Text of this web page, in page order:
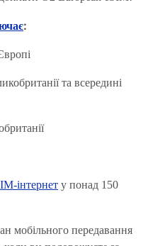
:
та всередині
інтернет у понад 150
мобільного передавання